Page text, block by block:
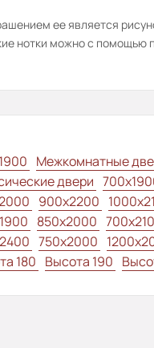
ее является
нотки можно с помощью
Межкомнатные
двери
900x2200
850x2000
750x2000
180 Высота 190